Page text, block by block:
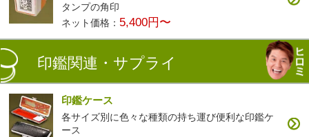
タンプの角印
ネット価格： 5,400円〜
印鑑関連・サプライ
印鑑ケース
各サイズ別に色々な種類の持ち運び便利な印鑑ケ
ース